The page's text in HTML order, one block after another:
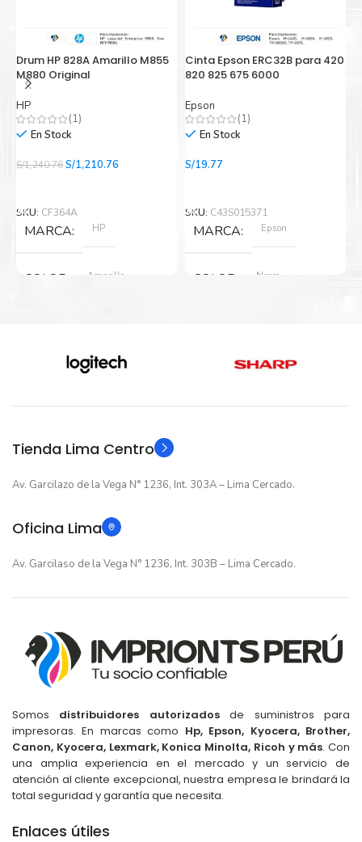
Drum HP 828A Amarillo M855
M880 Original
HP
(1)
En Stock
S/1,240.76El
era:
S/1,240.76.
S/1,210.76
SKU: CF364A
MARCA HP
COLOR Amarillo
GARANTIA 12 meses
Cinta Epson ERC32B para 420
820 825 675 6000
Epson
(1)
En Stock
S/19.77
SKU: C43S015371
MARCA Epson
COLOR Negro
GARANTIA 12 meses
Tienda Lima Centro
Av. Garcilazo de la Vega N° 1236, Int. 303A – Lima Cercado.
Oficina Lima
Av. Garcilaso de la Vega N° 1236, Int. 303B – Lima Cercado.
Somos distribuidores autorizadosde suministros para
impresoras. En marcas como Hp, Epson, Kyocera, Brother,
Canon, Kyocera, Lexmark, Konica Minolta, Ricoh y más. Con
una amplia experiencia en el mercado y un servicio de
atención al cliente excepcional, nuestra empresa le brindará la
total seguridad y garantía que necesita.
Enlaces útiles